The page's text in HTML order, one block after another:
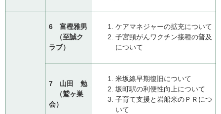
6 富樫雅男
（至誠ク
ラブ）
ケアマネジャーの拡充について
子宮頸がんワクチン接種の普及
について
7 山田 勉
（鷲ヶ巣
会）
米坂線早期復旧について
坂町駅の利便性向上について
子育て支援と岩船米のＰＲにつ
いて